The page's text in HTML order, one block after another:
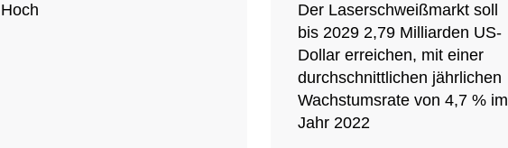
Hoch
Der Laserschweißmarkt soll
bis 2029 2,79 Milliarden US-
Dollar erreichen, mit einer
durchschnittlichen jährlichen
Wachstumsrate von 4,7 % im
Jahr 2022